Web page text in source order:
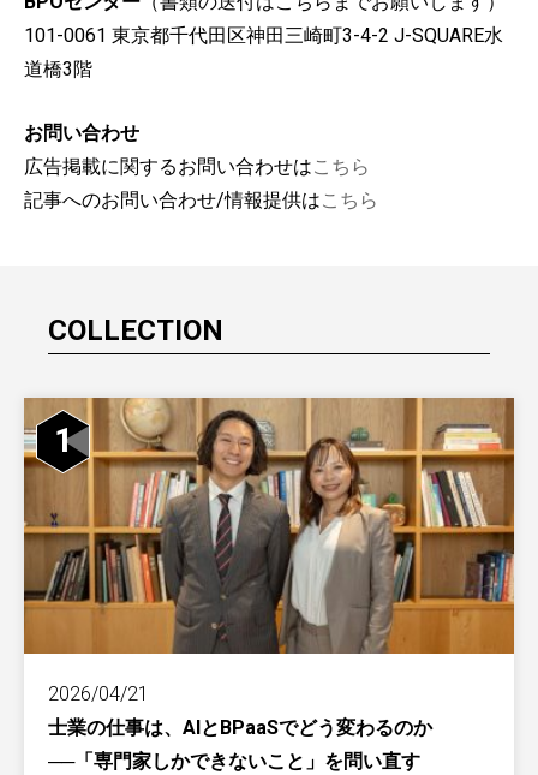
101-0061 東京都千代田区神田三崎町3-4-2 J-SQUARE水
道橋3階
お問い合わせ
広告掲載に関するお問い合わせはこちら
記事へのお問い合わせ/情報提供はこちら
COLLECTION
1
2026/04/21
士業の仕事は、AIとBPaaSでどう変わるのか
──「専門家しかできないこと」を問い直す